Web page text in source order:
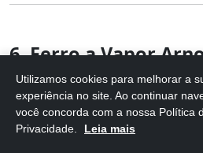
6. Ferro a Vapor
com Base
Rosa,
Utilizamos cookies para melhorar a
experiência no site. Ao continuar
você concorda com a nossa Política
Privacidade.
Leia mais